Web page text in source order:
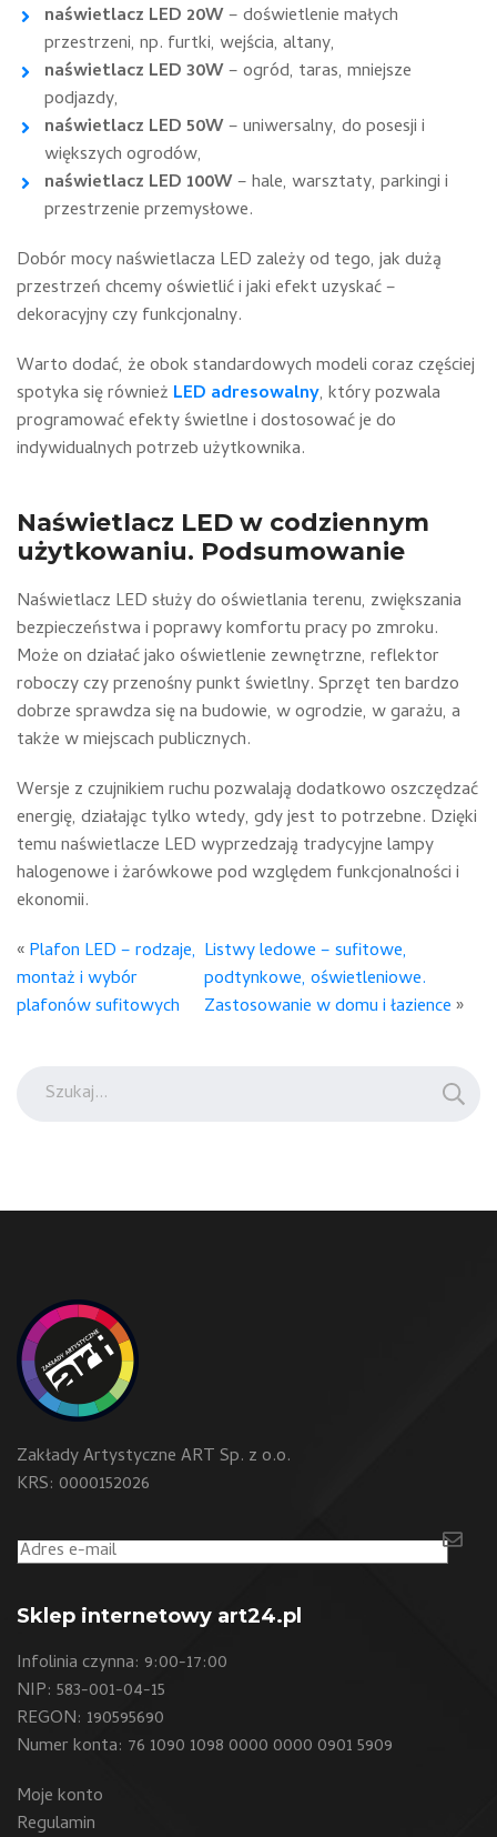
naświetlacz LED 20W– doświetlenie małych
przestrzeni, np. furtki, wejścia, altany,
naświetlacz LED 30W– ogród, taras, mniejsze
podjazdy,
naświetlacz LED 50W– uniwersalny, do posesji i
większych ogrodów,
naświetlacz LED 100W– hale, warsztaty, parkingi i
przestrzenie przemysłowe.
Dobór mocy naświetlacza LED zależy od tego, jak dużą
przestrzeń chcemy oświetlić i jaki efekt uzyskać –
dekoracyjny czy funkcjonalny.
Warto dodać, że obok standardowych modeli coraz częściej
spotyka się również LED adresowalny, który pozwala
programować efekty świetlne i dostosować je do
indywidualnych potrzeb użytkownika.
Naświetlacz LED w codziennym
użytkowaniu. Podsumowanie
Naświetlacz LED służy do oświetlania terenu, zwiększania
bezpieczeństwa i poprawy komfortu pracy po zmroku.
Może on działać jako oświetlenie zewnętrzne, reflektor
roboczy czy przenośny punkt świetlny. Sprzęt ten bardzo
dobrze sprawdza się na budowie, w ogrodzie, w garażu, a
także w miejscach publicznych.
Wersje z czujnikiem ruchu pozwalają dodatkowo oszczędzać
energię, działając tylko wtedy, gdy jest to potrzebne. Dzięki
temu naświetlacze LED wyprzedzają tradycyjne lampy
halogenowe i żarówkowe pod względem funkcjonalności i
ekonomii.
«Plafon LED – rodzaje,
montaż i wybór
plafonów sufitowych
Listwy ledowe – sufitowe,
podtynkowe, oświetleniowe.
Zastosowanie w domu i łazience»
Szukaj:
Zakłady Artystyczne ART Sp. z o.o.
KRS: 0000152026
Sklep internetowy art24.pl
Infolinia czynna: 9:00-17:00
NIP: 583-001-04-15
REGON: 190595690
Numer konta: 76 1090 1098 0000 0000 0901 5909
Moje konto
Regulamin